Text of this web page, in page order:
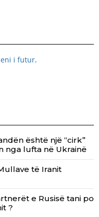
i futur.
është një “cirk”
nga lufta në Ukrainë
të Iranit
e Rusisë tani po
?